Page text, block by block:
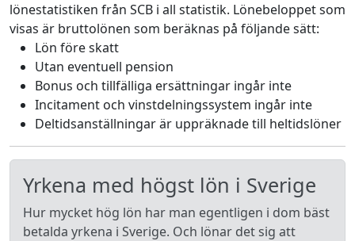
lönestatistiken från SCB i all statistik. Lönebeloppet som
visas är bruttolönen som beräknas på följande sätt:
Lön före skatt
Utan eventuell pension
Bonus och tillfälliga ersättningar ingår inte
Incitament och vinstdelningssystem ingår inte
Deltidsanställningar är uppräknade till heltidslöner
Yrkena med högst lön i Sverige
Hur mycket hög lön har man egentligen i dom bäst
betalda yrkena i Sverige. Och lönar det sig att